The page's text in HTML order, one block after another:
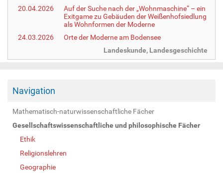
20.04.2026
Auf der Suche nach der „Wohnmaschine“ – ein
Exitgame zu Gebäuden der Weißenhofsiedlung
als Wohnformen der Moderne
24.03.2026
Orte der Moderne am Bodensee
Landeskunde, Landesgeschichte
Navigation
Mathematisch-naturwissenschaftliche Fächer
Gesellschaftswissenschaftliche und philosophische Fächer
Ethik
Religionslehren
Geographie